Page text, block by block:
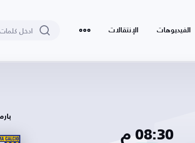
الفيديوهات الإنتقالات
08:30 م